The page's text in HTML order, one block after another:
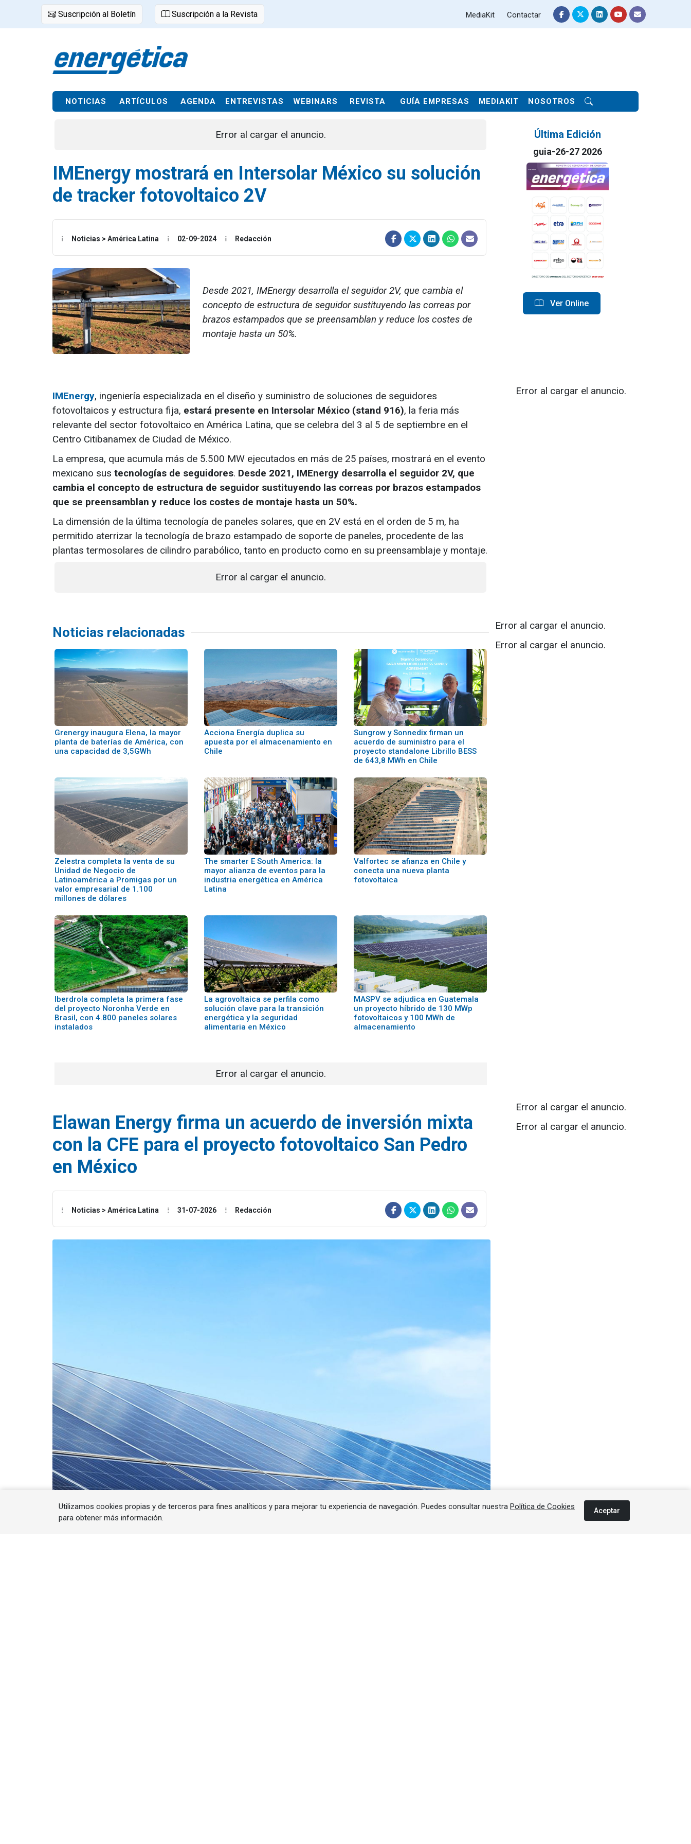
Utilizamos cookies propias y de terceros para fines analíticos y para mejorar tu experiencia de navegación. Puedes consultar nuestra Política de Cookies
para obtener más información.
Aceptar
Suscripción al Boletín Suscripción a la Revista MediaKit Contactar
NOTICIAS ARTÍCULOS AGENDA ENTREVISTAS WEBINARS REVISTA GUÍA EMPRESAS MEDIAKIT NOSOTROS
Error al cargar el anuncio.
IMEnergy mostrará en Intersolar México su solución
de tracker fotovoltaico 2V
Noticias > América Latina 02-09-2024 Redacción
Desde 2021, IMEnergy desarrolla el seguidor 2V, que cambia el
concepto de estructura de seguidor sustituyendo las correas por
brazos estampados que se preensamblan y reduce los costes de
montaje hasta un 50%.
Última Edición
guia-26-27 2026
Ver Online
IMEnergy, ingeniería especializada en el diseño y suministro de soluciones de seguidores
fotovoltaicos y estructura fija, estará presente en Intersolar México (stand 916), la feria más
relevante del sector fotovoltaico en América Latina, que se celebra del 3 al 5 de septiembre en el
Centro Citibanamex de Ciudad de México.
La empresa, que acumula más de 5.500 MW ejecutados en más de 25 países, mostrará en el evento
mexicano sus tecnologías de seguidores. Desde 2021, IMEnergy desarrolla el seguidor 2V, que
cambia el concepto de estructura de seguidor sustituyendo las correas por brazos estampados
que se preensamblan y reduce los costes de montaje hasta un 50%.
La dimensión de la última tecnología de paneles solares, que en 2V está en el orden de 5 m, ha
permitido aterrizar la tecnología de brazo estampado de soporte de paneles, procedente de las
plantas termosolares de cilindro parabólico, tanto en producto como en su preensamblaje y montaje.
Error al cargar el anuncio.
Error al cargar el anuncio.
Noticias relacionadas
Grenergy inaugura Elena, la mayor
planta de baterías de América, con
una capacidad de 3,5GWh
Acciona Energía duplica su
apuesta por el almacenamiento en
Chile
Sungrow y Sonnedix firman un
acuerdo de suministro para el
proyecto standalone Librillo BESS
de 643,8 MWh en Chile
Zelestra completa la venta de su
Unidad de Negocio de
Latinoamérica a Promigas por un
valor empresarial de 1.100
millones de dólares
The smarter E South America: la
mayor alianza de eventos para la
industria energética en América
Latina
Valfortec se afianza en Chile y
conecta una nueva planta
fotovoltaica
Iberdrola completa la primera fase
del proyecto Noronha Verde en
Brasil, con 4.800 paneles solares
instalados
La agrovoltaica se perfila como
solución clave para la transición
energética y la seguridad
alimentaria en México
MASPV se adjudica en Guatemala
un proyecto híbrido de 130 MWp
fotovoltaicos y 100 MWh de
almacenamiento
Error al cargar el anuncio.
Error al cargar el anuncio.
Error al cargar el anuncio.
Elawan Energy firma un acuerdo de inversión mixta
con la CFE para el proyecto fotovoltaico San Pedro
en México
Noticias > América Latina 31-07-2026 Redacción
Error al cargar el anuncio.
Error al cargar el anuncio.